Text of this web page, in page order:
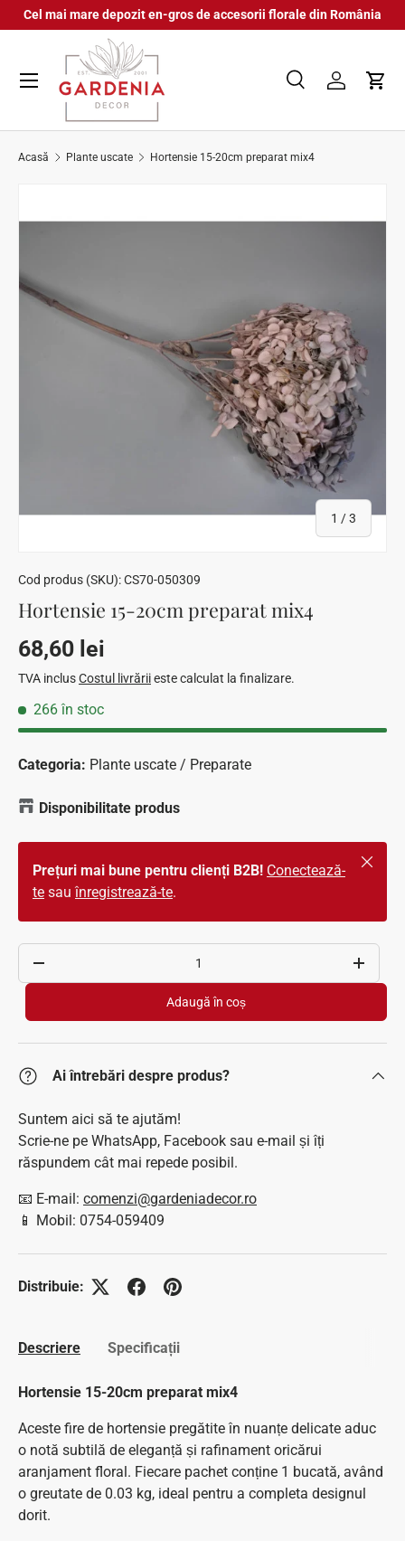
Sari la conținut
Cel mai mare depozit en-gros de accesorii florale din România
Căutare
Caută Coș
Meniu
Acasă Plante uscate Hortensie 15-20cm preparat mix4
1 /din
3
Cod produs (SKU):CS70-050309
Hortensie 15-20cm preparat mix4
Preț standard
68,60 lei
TVA inclusCostul livrăriieste calculat la finalizare.
266 în stoc
Categoria: Plante uscate / Preparate
Disponibilitate produs
Prețuri mai bune pentru clienți B2B! Conectează-
te sauînregistrează-te.
Închide
Scade cantitatea
Crește
Adaugă în coș
Ai întrebări despre produs?
Suntem aici să te ajutăm!
Scrie-ne pe WhatsApp, Facebook sau e-mail și îți
răspundem cât mai repede posibil.
📧 E-mail: comenzi@gardeniadecor.ro
📱 Mobil: 0754-059409
Distribuie:
Descriere Specificații
Hortensie 15-20cm preparat mix4
Aceste fire de hortensie pregătite în nuanțe delicate aduc
o notă subtilă de eleganță și rafinament oricărui
aranjament floral. Fiecare pachet conține 1 bucată, având
o greutate de 0.03 kg, ideal pentru a completa designul
dorit.